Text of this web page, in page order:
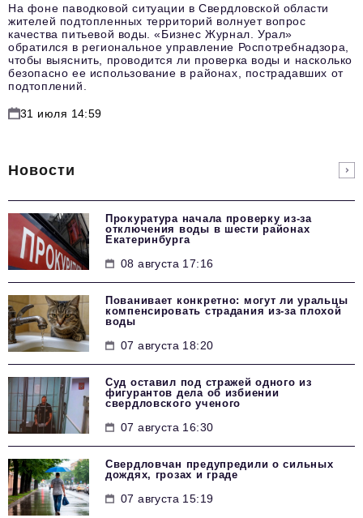
На фоне паводковой ситуации в Свердловской области
жителей подтопленных территорий волнует вопрос
качества питьевой воды. «Бизнес Журнал. Урал»
обратился в региональное управление Роспотребнадзора,
чтобы выяснить, проводится ли проверка воды и насколько
безопасно ее использование в районах, пострадавших от
подтоплений.
31 июля 14:59
Новости
Прокуратура начала проверку из-за
отключения воды в шести районах
Екатеринбурга
08 августа 17:16
Пованивает конкретно: могут ли уральцы
компенсировать страдания из-за плохой
воды
07 августа 18:20
Суд оставил под стражей одного из
фигурантов дела об избиении
свердловского ученого
07 августа 16:30
Свердловчан предупредили о сильных
дождях, грозах и граде
07 августа 15:19